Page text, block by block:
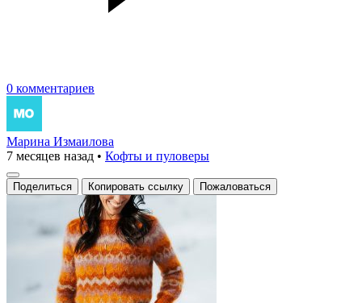
0 комментариев
Марина Измаилова
7 месяцев назад • Кофты и пуловеры
Поделиться Копировать ссылку Пожаловаться